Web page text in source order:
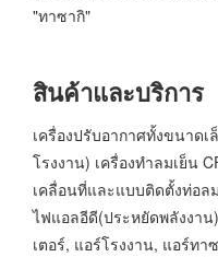
"ทาซากิ"
สินค้าและบริการ
เครื่องปรับอากาศทั้งขนาด
โรงงาน) เครื่องทำลมเย็น
เคลื่อนที่และแบบติดตั้งท่อล
ไฟแอลอีดี(ประหยัดพลังงาน
เตอร์, แอร์โรงงาน, แอร์ทา